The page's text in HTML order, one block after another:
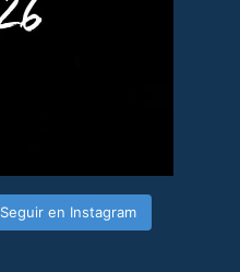
Seguir en Instagram